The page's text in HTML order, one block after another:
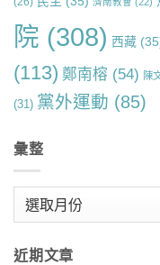
院 (308) 西藏
(113) 鄭南榕 (54) 陳
(31) 黨外運動 (85)
彙整
近期文章